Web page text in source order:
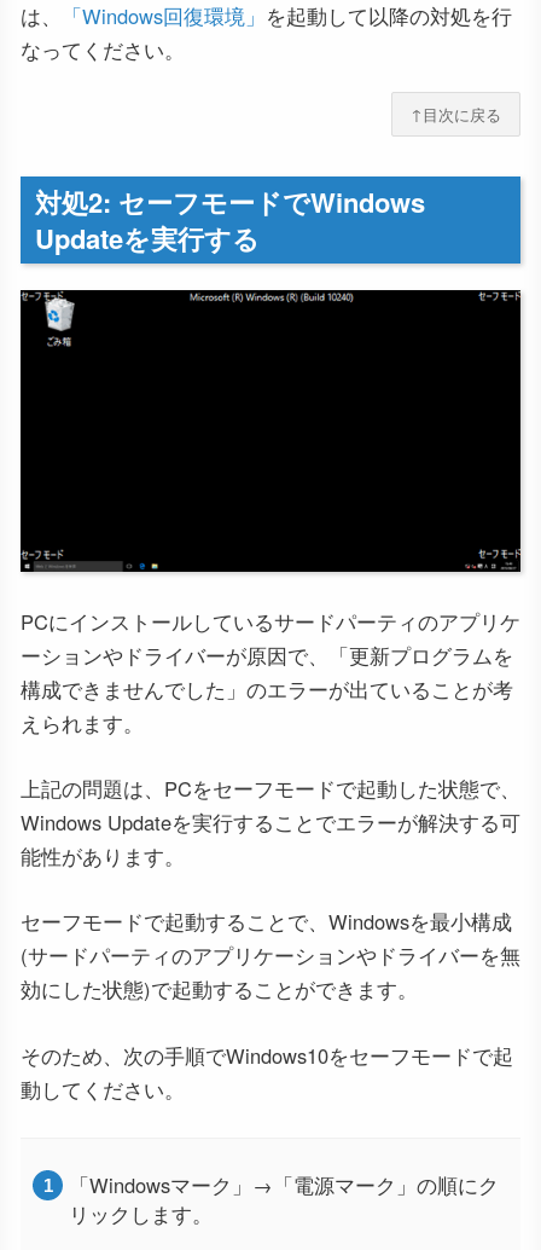
は、
「Windows回復環境」 を起動して以降の対処を行
なってください。
↑目次に戻る
対処2: セーフモードでWindows
Updateを実行する
PCにインストールしているサードパーティのアプリケ
ーションやドライバーが原因で、「更新プログラムを
構成できませんでした」のエラーが出ていることが考
えられます。
上記の問題は、PCをセーフモードで起動した状態で、
Windows Updateを実行することでエラーが解決する可
能性があります。
セーフモードで起動することで、Windowsを最小構成
(サードパーティのアプリケーションやドライバーを無
効にした状態)で起動することができます。
そのため、次の手順でWindows10をセーフモードで起
動してください。
「Windowsマーク」→「電源マーク」の順にク
リックします。